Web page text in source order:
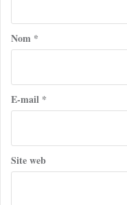
Nom *
E-mail *
Site web